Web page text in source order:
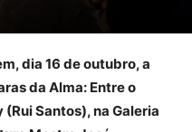
dia 16 de outubro, a
da Alma: Entre o
(Rui Santos), na Galeria